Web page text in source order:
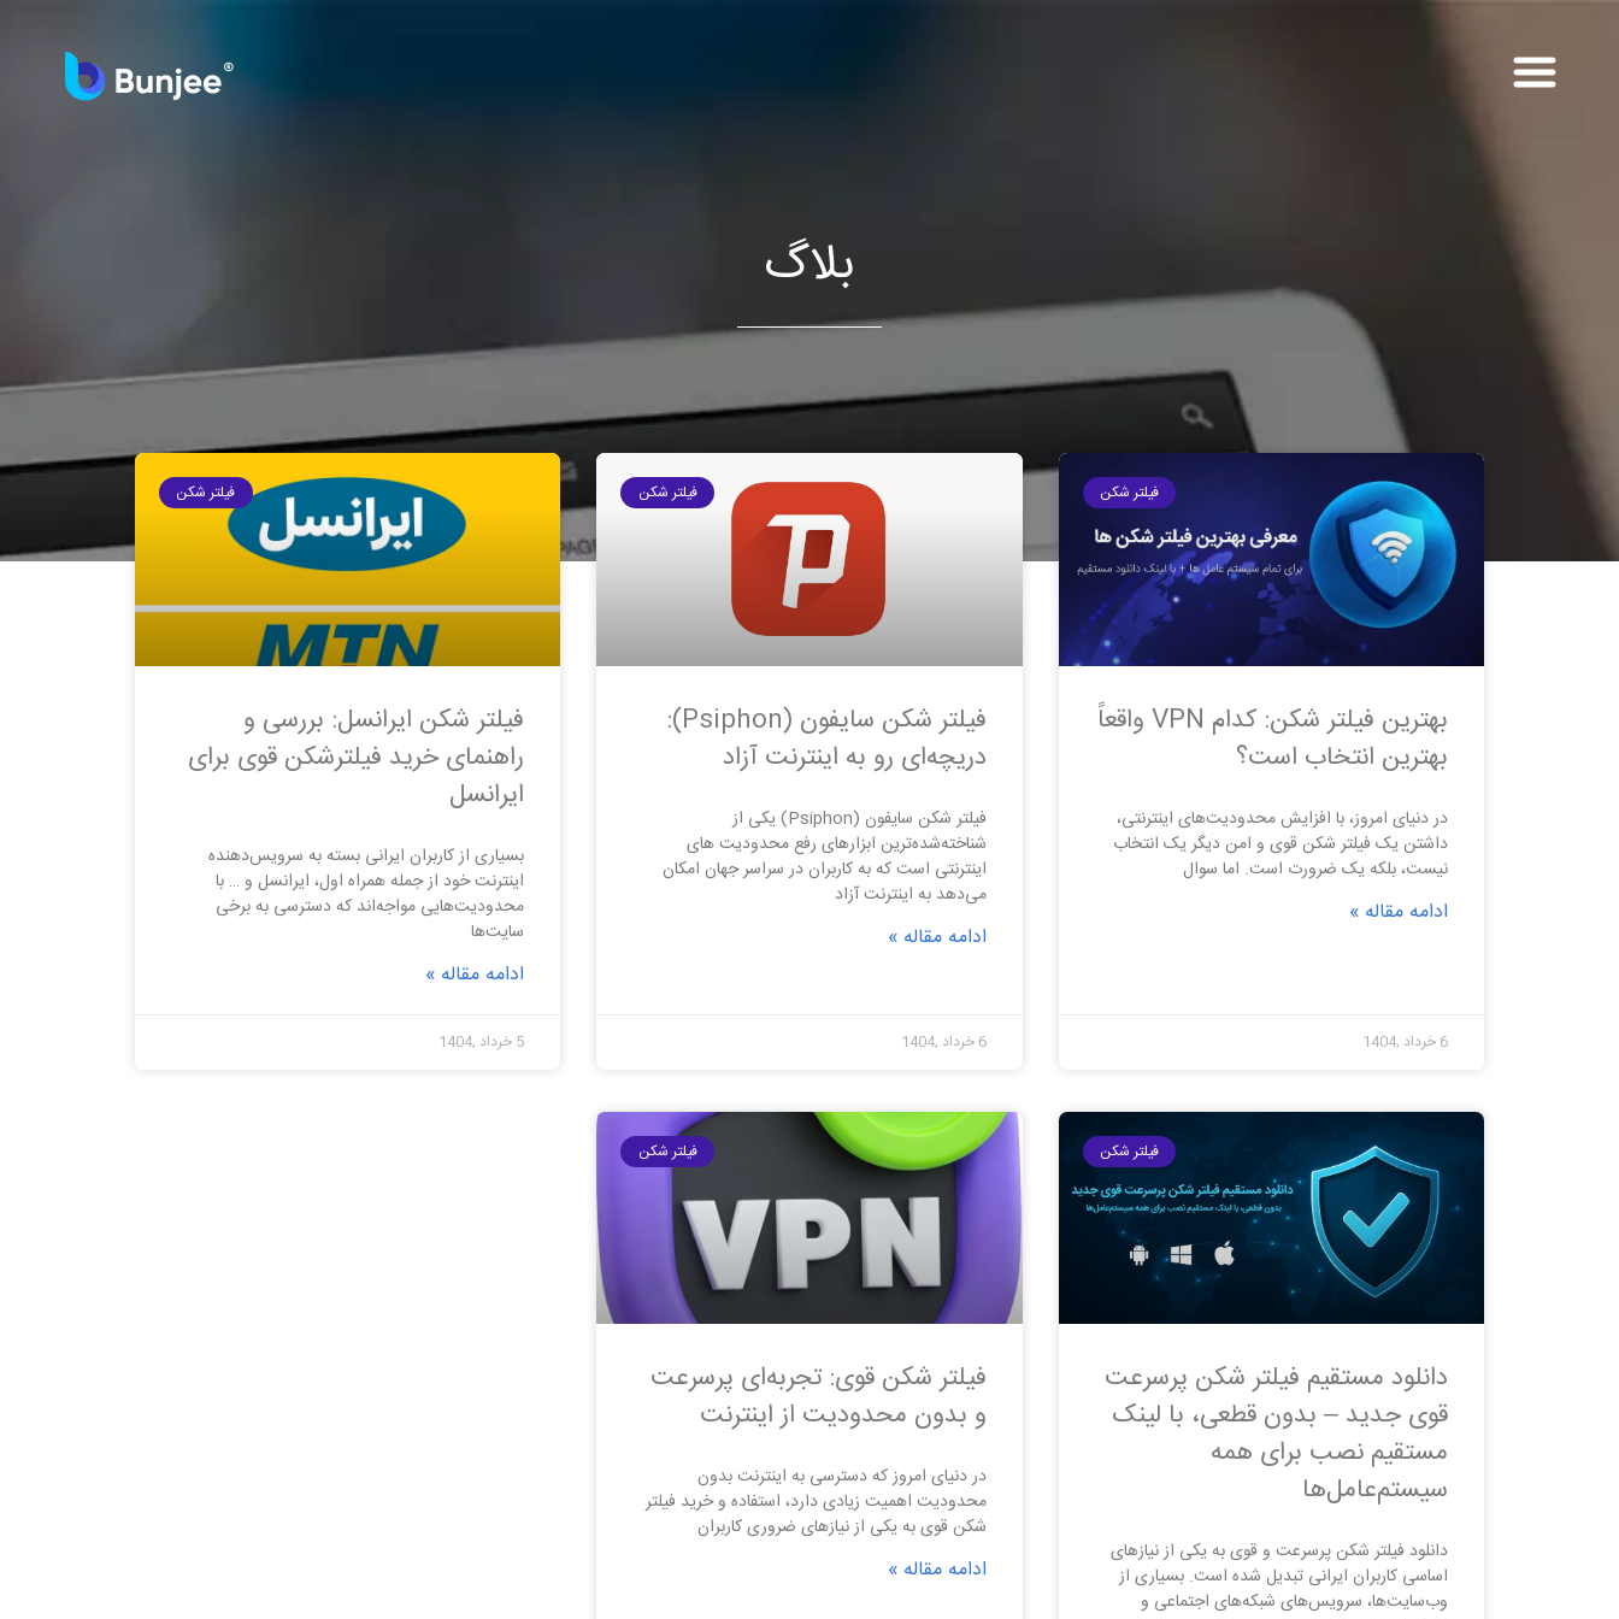
بلاگ
فیلتر شکن
بهترین فیلتر شکن: کدام VPN واقعاً
بهترین انتخاب است؟
در دنیای امروز، با افزایش محدودیت‌های اینترنتی،
داشتن یک فیلتر شکن قوی و امن دیگر یک انتخاب
نیست، بلکه یک ضرورت است. اما سوال
ادامه مقاله »
6 خرداد ,1404
فیلتر شکن
فیلتر شکن سایفون (Psiphon):
دریچه‌ای رو به اینترنت آزاد
فیلتر شکن سایفون (Psiphon) یکی از
شناخته‌شده‌ترین ابزارهای رفع محدودیت های
اینترنتی است که به کاربران در سراسر جهان امکان
می‌دهد به اینترنت آزاد
ادامه مقاله »
6 خرداد ,1404
فیلتر شکن
فیلتر شکن ایرانسل: بررسی و
راهنمای خرید فیلترشکن قوی برای
ایرانسل
بسیاری از کاربران ایرانی بسته به سرویس‌دهنده
اینترنت خود از جمله همراه اول، ایرانسل و … با
محدودیت‌هایی مواجه‌اند که دسترسی به برخی
سایت‌ها
ادامه مقاله »
5 خرداد ,1404
فیلتر شکن
دانلود مستقیم فیلتر شکن پرسرعت
قوی جدید – بدون قطعی، با لینک
مستقیم نصب برای همه
سیستم‌عامل‌ها
دانلود فیلتر شکن پرسرعت و قوی به یکی از نیازهای
اساسی کاربران ایرانی تبدیل شده است. بسیاری از
وب‌سایت‌ها، سرویس‌های شبکه‌های اجتماعی و
فیلتر شکن
فیلتر شکن قوی: تجربه‌ای پرسرعت
و بدون محدودیت از اینترنت
در دنیای امروز که دسترسی به اینترنت بدون
محدودیت اهمیت زیادی دارد، استفاده و خرید فیلتر
شکن قوی به یکی از نیازهای ضروری کاربران
ادامه مقاله »